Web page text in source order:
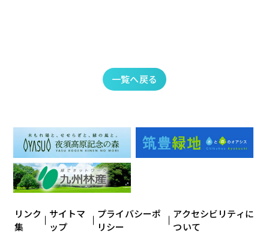
一覧へ戻る
リンク
集
サイトマ
ップ
プライバシーポ
リシー
アクセシビリティに
ついて